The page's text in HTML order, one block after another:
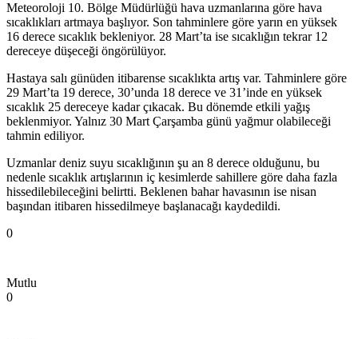
Meteoroloji 10. Bölge Müdürlüğü hava uzmanlarına göre hava
sıcaklıkları artmaya başlıyor. Son tahminlere göre yarın en yüksek
16 derece sıcaklık bekleniyor. 28 Mart’ta ise sıcaklığın tekrar 12
dereceye düşeceği öngörülüyor.
Hastaya salı günüden itibarense sıcaklıkta artış var. Tahminlere göre
29 Mart’ta 19 derece, 30’unda 18 derece ve 31’inde en yüksek
sıcaklık 25 dereceye kadar çıkacak. Bu dönemde etkili yağış
beklenmiyor. Yalnız 30 Mart Çarşamba günü yağmur olabileceği
tahmin ediliyor.
Uzmanlar deniz suyu sıcaklığının şu an 8 derece olduğunu, bu
nedenle sıcaklık artışlarının iç kesimlerde sahillere göre daha fazla
hissedilebileceğini belirtti. Beklenen bahar havasının ise nisan
başından itibaren hissedilmeye başlanacağı kaydedildi.
0
Mutlu
0